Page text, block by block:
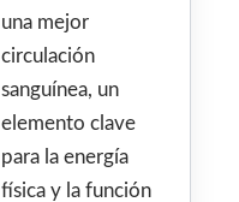
una mejor
circulación
sanguínea, un
elemento clave
para la energía
física y la función